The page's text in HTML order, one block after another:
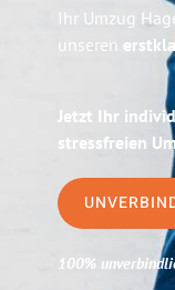
Ihr Umzug
unseren
Jetzt Ihr
stressfreien
100%